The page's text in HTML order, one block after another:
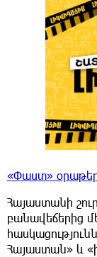
«Փաստ»
Հայաստանի
բանավեճերից
Հայաստան» և